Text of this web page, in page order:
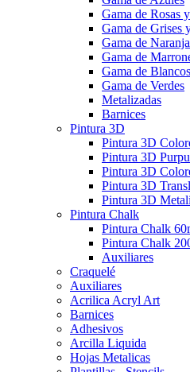
Gama de Rosas
Gama de Grises
Gama de
Gama de
Gama de
Gama de Verdes
Metalizadas
Barnices
Pintura 3D
Pintura 3D
Pintura 3D
Pintura 3D
Pintura 3D
Pintura 3D
Pintura Chalk
Pintura Chalk
Pintura Chalk
Auxiliares
Craquelé
Auxiliares
Acrilica Acryl Art
Barnices
Adhesivos
Arcilla Liquida
Hojas Metalicas